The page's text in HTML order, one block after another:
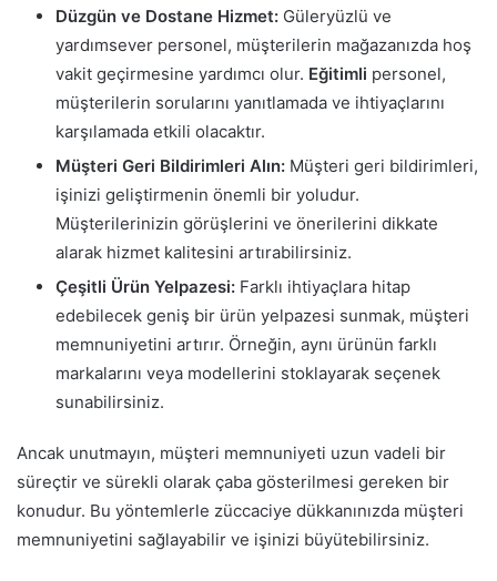
Düzgün ve Dostane Hizmet: Güleryüzlü ve
yardımsever personel, müşterilerin mağazanızda hoş
vakit geçirmesine yardımcı olur. Eğitimli personel,
müşterilerin sorularını yanıtlamada ve ihtiyaçlarını
karşılamada etkili olacaktır.
Müşteri Geri Bildirimleri Alın: Müşteri geri bildirimleri,
işinizi geliştirmenin önemli bir yoludur.
Müşterilerinizin görüşlerini ve önerilerini dikkate
alarak hizmet kalitesini artırabilirsiniz.
Çeşitli Ürün Yelpazesi: Farklı ihtiyaçlara hitap
edebilecek geniş bir ürün yelpazesi sunmak, müşteri
memnuniyetini artırır. Örneğin, aynı ürünün farklı
markalarını veya modellerini stoklayarak seçenek
sunabilirsiniz.
Ancak unutmayın, müşteri memnuniyeti uzun vadeli bir
süreçtir ve sürekli olarak çaba gösterilmesi gereken bir
konudur. Bu yöntemlerle züccaciye dükkanınızda müşteri
memnuniyetini sağlayabilir ve işinizi büyütebilirsiniz.